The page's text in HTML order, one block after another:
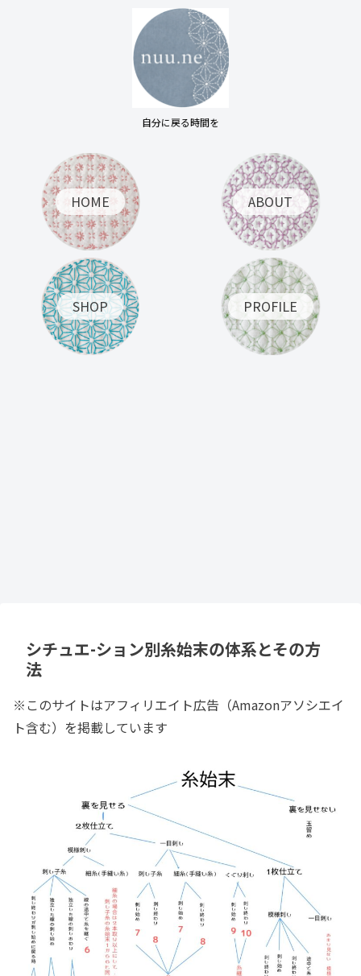
自分に戻る時間を
HOME ABOUT
SHOP PROFILE
シチュエ-ション別糸始末の体系とその方
法
※このサイトはアフィリエイト広告（Amazonアソシエイ
ト含む）を掲載しています